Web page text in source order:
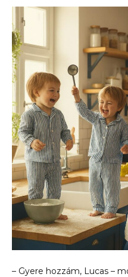
– Gyere hozzám, Lucas –